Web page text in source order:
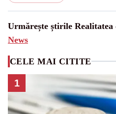
Urmărește știrile Realitatea
News
CELE MAI CITITE
1